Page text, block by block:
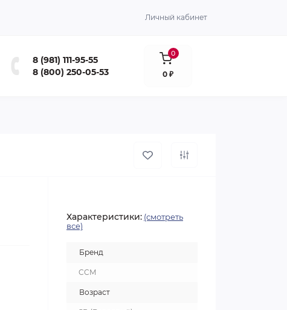
Личный кабинет
8 (981) 111-95-55
8 (800) 250-05-53
0
0 ₽
Характеристики: (смотреть
все)
Бренд
CCM
Возраст